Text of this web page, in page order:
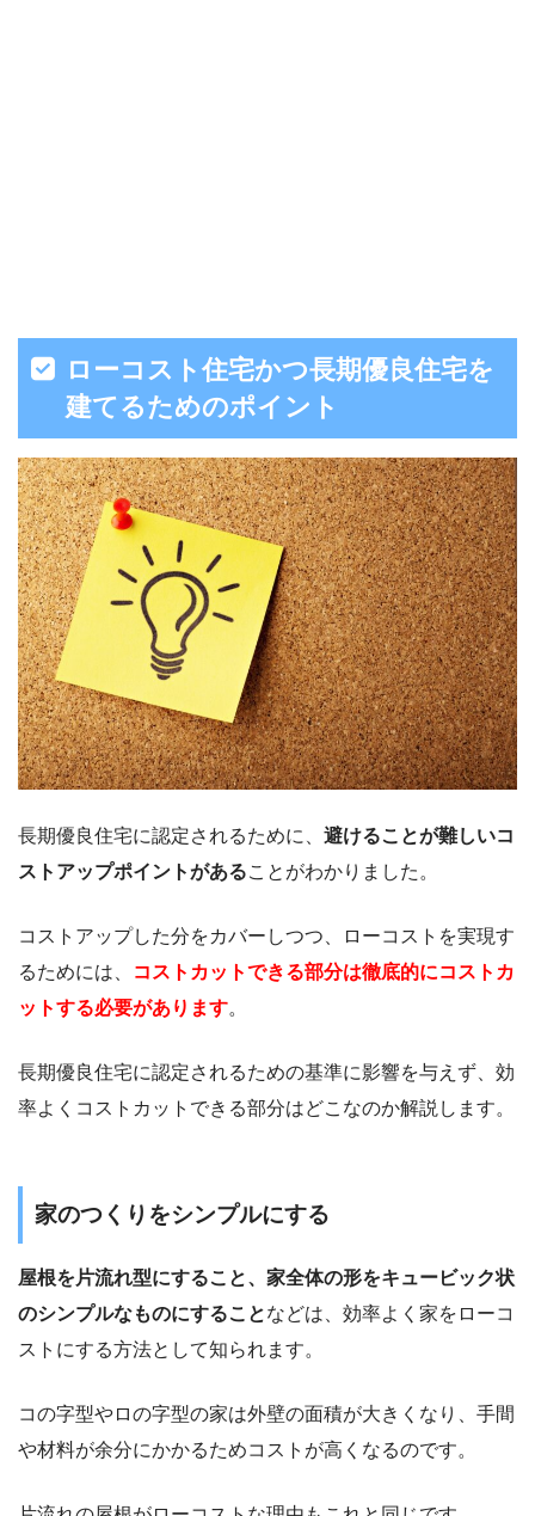
ローコスト住宅かつ長期優良住宅を
建てるためのポイント
長期優良住宅に認定されるために、 避けることが難しいコ
ストアップポイントがあることがわかりました。
コストアップした分をカバーしつつ、ローコストを実現す
るためには、
コストカットできる部分は徹底的にコストカ
ットする必要があります。
長期優良住宅に認定されるための基準に影響を与えず、効
率よくコストカットできる部分はどこなのか解説します。
家のつくりをシンプルにする
屋根を片流れ型にすること、家全体の形をキュービック状
のシンプルなものにすることなどは、効率よく家をローコ
ストにする方法として知られます。
コの字型やロの字型の家は外壁の面積が大きくなり、手間
や材料が余分にかかるためコストが高くなるのです。